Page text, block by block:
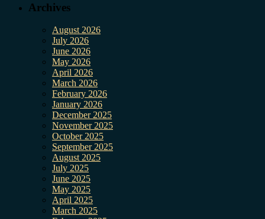
Archives
August 2026
July 2026
June 2026
May 2026
April 2026
March 2026
February 2026
January 2026
December 2025
November 2025
October 2025
September 2025
August 2025
July 2025
June 2025
May 2025
April 2025
March 2025